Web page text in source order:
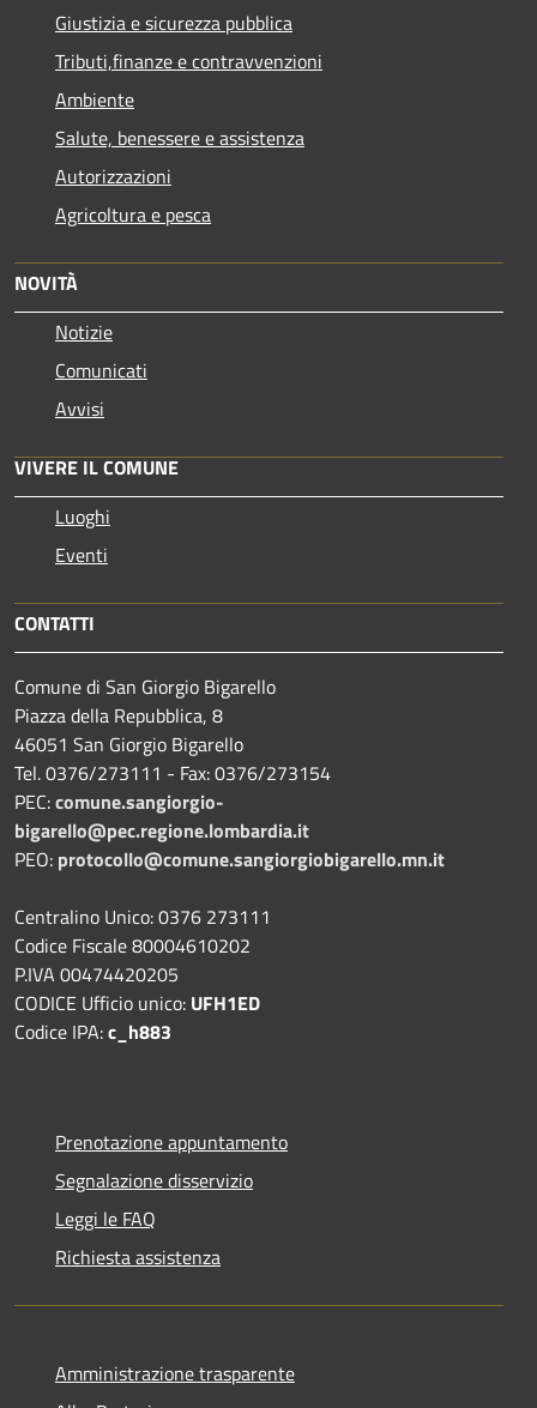
Giustizia e sicurezza pubblica
Tributi,finanze e contravvenzioni
Ambiente
Salute, benessere e assistenza
Autorizzazioni
Agricoltura e pesca
NOVITÀ
Notizie
Comunicati
Avvisi
VIVERE IL COMUNE
Luoghi
Eventi
CONTATTI
Comune di San Giorgio Bigarello
Piazza della Repubblica, 8
46051 San Giorgio Bigarello
Tel. 0376/273111 - Fax: 0376/273154
PEC:comune.sangiorgio-
bigarello@pec.regione.lombardia.it
PEO: protocollo@comune.sangiorgiobigarello.mn.it
Centralino Unico: 0376 273111
Codice Fiscale 80004610202
P.IVA 00474420205
CODICE Ufficio unico: UFH1ED
Codice IPA:c_h883
Prenotazione appuntamento
Segnalazione disservizio
Leggi le FAQ
Richiesta assistenza
Amministrazione trasparente